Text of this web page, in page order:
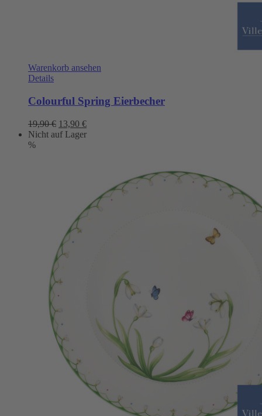
Warenkorb ansehen
Details
Colourful Spring Eierbecher
19,90€ Ursprünglicher
Preis
13,90 €Aktueller
Preis
Nicht auf Lager
%